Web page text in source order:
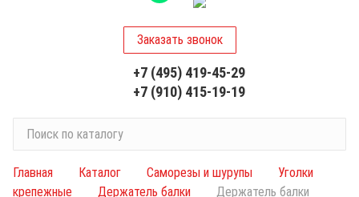
и
Заказать звонок
+7 (495) 419-45-29
+7 (910) 415-19-19
Главная Каталог Саморезы и шурупы
Уголки
крепежные
Держатель балки
Держатель балки